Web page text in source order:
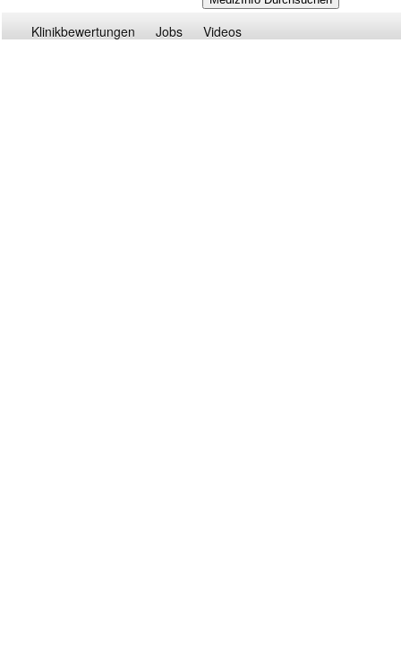
Klinikbewertungen Jobs Videos